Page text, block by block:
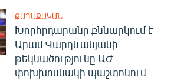
ՔԱՂԱՔԱԿԱՆ
Խորհրդարանը քննարկում է
Արամ Վարդևանյանի
թեկնածությունը ԱԺ
փոխխոսնակի պաշտոնում